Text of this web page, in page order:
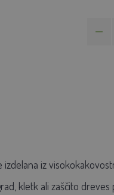
izdelana iz
kletk ali zaščito dreves